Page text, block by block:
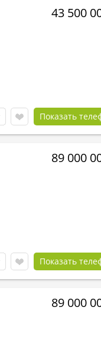
43 500
Показать
89 000
Показать
89 000